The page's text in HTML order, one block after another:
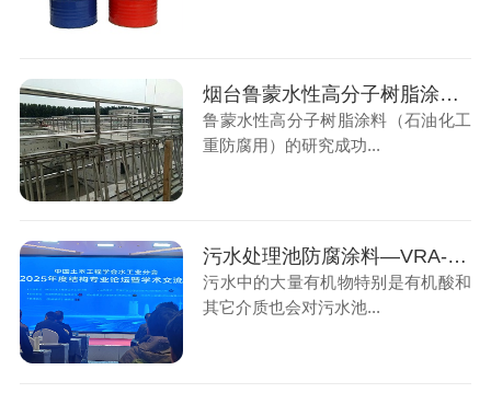
烟台鲁蒙水性高分子树脂涂料（石油化工重防腐用）可靠用得着
鲁蒙水性高分子树脂涂料（石油化工
重防腐用）的研究成功...
污水处理池防腐涂料—VRA-LM® 防腐涂料，耐酸碱盐防腐涂料
污水中的大量有机物特别是有机酸和
其它介质也会对污水池...